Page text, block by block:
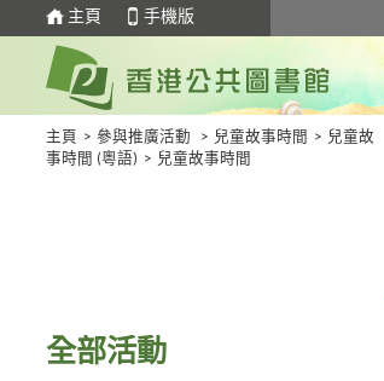
主頁 手機版
主頁 > 參與推廣活動 > 兒童故事時間 > 兒童故
事時間 (粵語) > 兒童故事時間
全部活動